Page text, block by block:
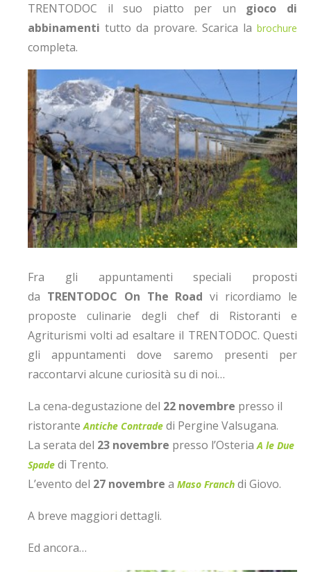
TRENTODOC il suo piatto per un gioco di
abbinamenti tutto da provare. Scarica la brochure
completa.
Fra gli appuntamenti speciali proposti
da TRENTODOC On The Road vi ricordiamo le
proposte culinarie degli chef di Ristoranti e
Agriturismi volti ad esaltare il TRENTODOC. Questi
gli appuntamenti dove saremo presenti per
raccontarvi alcune curiosità su di noi…
La cena-degustazione del 22 novembre presso il
ristoranteAntiche Contrade di Pergine Valsugana.
La serata del 23 novembre presso l’OsteriaA le Due
Spade di Trento.
L’evento del 27 novembre a Maso Franch di Giovo.
A breve maggiori dettagli.
Ed ancora…